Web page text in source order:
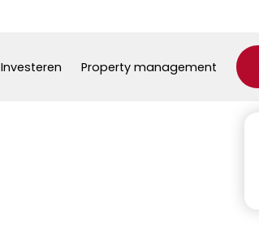
Investeren Property management